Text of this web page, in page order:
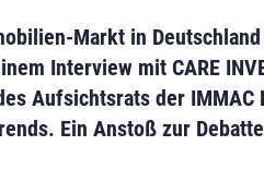
Markt in Deutschland
Interview mit CARE
Aufsichtsrats der IMMAC
Ein Anstoß zur